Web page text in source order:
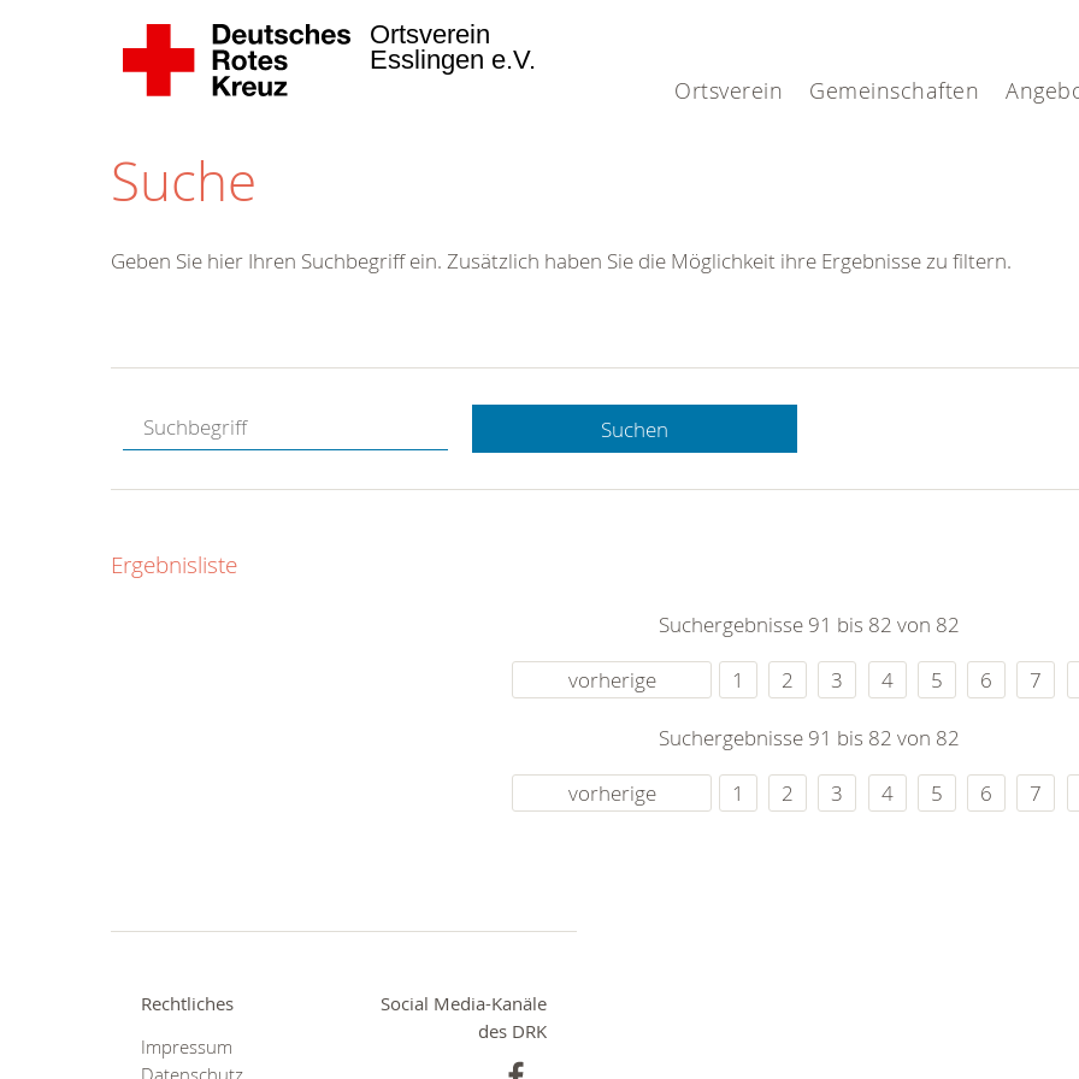
Ortsverein Gemeinschaften
Ortsverein
Esslingen e.V.
Suche
Hotline.
gerne.
rund um die Uhr
Geben Sie hier Ihren Suchbegriff ein. Zusätzlich haben Sie die Möglichkeit ihre Ergebnisse zu filtern.
Suchen
Ergebnisliste
Suchergebnisse 91 bis 82 von 82
vorherige
1 2 3 4 5 6 7
Suchergebnisse 91 bis 82 von 82
vorherige
1 2 3 4 5 6 7
Rechtliches
Impressum
Social Media-Kanäle
des DRK